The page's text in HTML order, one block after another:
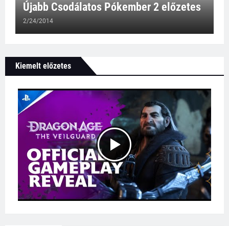
Újabb Csodálatos Pókember 2 előzetes
2/24/2014
Kiemelt előzetes